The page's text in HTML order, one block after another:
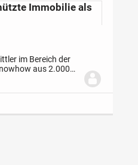
Immobilie als
im Bereich der
aus 2.000
Expertise nun auch